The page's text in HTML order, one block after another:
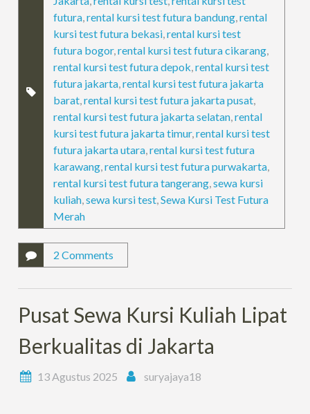
futura,rental kursi test futura bandung,rental
kursi test futura bekasi,rental kursi test
futura bogor,rental kursi test futura cikarang,
rental kursi test futura depok,rental kursi test
futura jakarta,rental kursi test futura jakarta
barat,rental kursi test futura jakarta pusat,
rental kursi test futura jakarta selatan,rental
kursi test futura jakarta timur,rental kursi test
futura jakarta utara,rental kursi test futura
karawang,rental kursi test futura purwakarta,
rental kursi test futura tangerang,sewa kursi
kuliah,sewa kursi test,Sewa Kursi Test Futura
Merah
2 Comments
Pusat Sewa Kursi Kuliah Lipat
Berkualitas di Jakarta
13 Agustus 2025 suryajaya18